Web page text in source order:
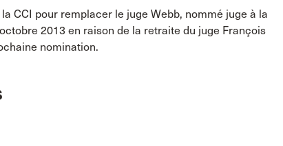
CCI pour remplacer le juge Webb, nommé juge à la
2013 en raison de la retraite du juge François
nomination.